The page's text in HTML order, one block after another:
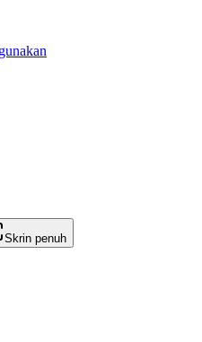
Skrin penuh